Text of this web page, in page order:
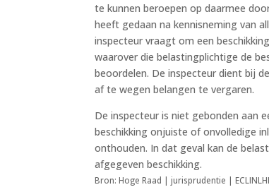
te kunnen beroepen op daarmee
heeft gedaan na kennisneming van
inspecteur vraagt om een
waarover die belastingplichtige de
beoordelen. De inspecteur dient bij
af te wegen belangen te vergaren.
De inspecteur is niet gebonden aan
beschikking onjuiste of onvolledige
onthouden. In dat geval kan de
afgegeven beschikking.
Bron: Hoge Raad | jurisprudentie |